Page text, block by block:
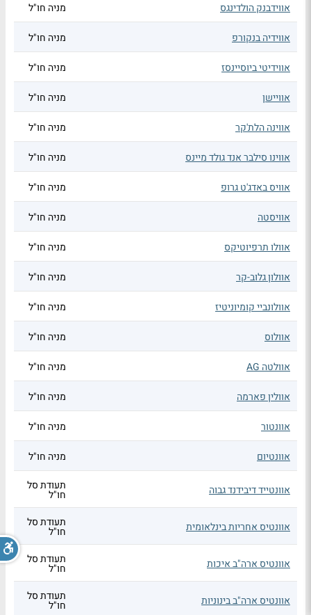
אווידבנק הולדינגס מניה חו"ל
אווידיה בנקורפ מניה חו"ל
אווידיטי ביוסיינסז מניה חו"ל
אוויישן מניה חו"ל
אווינה הלת'קר מניה חו"ל
אווינו סילבר אנד גולד מיינס מניה חו"ל
אוויס באדג'ט גרופ מניה חו"ל
אוויסטה מניה חו"ל
אוולו תרפיוטיקס מניה חו"ל
אוולון גלוב-קר מניה חו"ל
אוולונביי קומיוניטיז מניה חו"ל
אוולוס מניה חו"ל
אוולטה AG מניה חו"ל
אוולין פארמה מניה חו"ל
אוונטור מניה חו"ל
אוונטיום מניה חו"ל
אוונטייד דיבידנד גבוה תעודת סל
חו"ל
אוונטיס אחריות בינלאומית תעודת סל
חו"ל
אוונטיס ארה"ב איכות תעודת סל
חו"ל
אוונטיס ארה"ב בינוניות תעודת סל
חו"ל